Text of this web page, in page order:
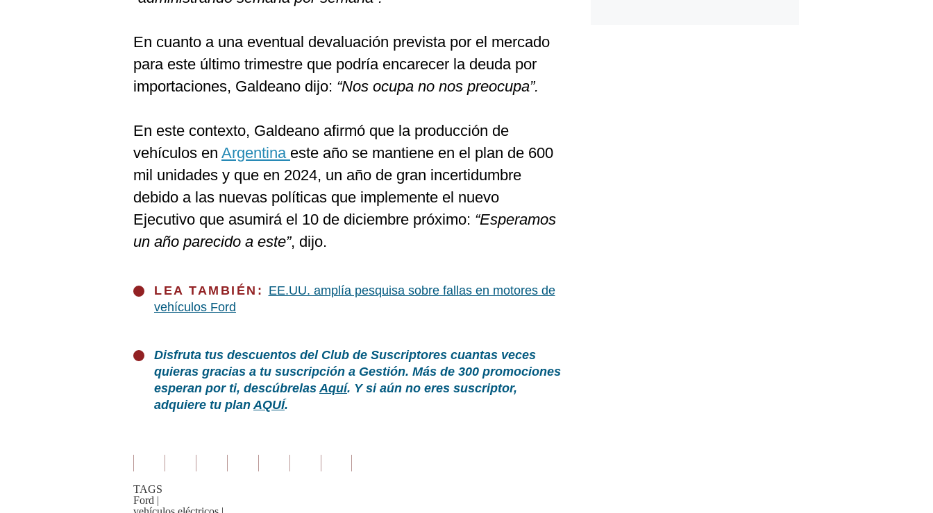
En cuanto a una eventual devaluación prevista por el mercado
para este último trimestre que podría encarecer la deuda por
importaciones, Galdeano dijo: “Nos ocupa no nos preocupa”.
En este contexto, Galdeano afirmó que la producción de
vehículos en Argentina este año se mantiene en el plan de 600
mil unidades y que en 2024, un año de gran incertidumbre
debido a las nuevas políticas que implemente el nuevo
Ejecutivo que asumirá el 10 de diciembre próximo: “Esperamos
un año parecido a este”, dijo.
LEA TAMBIÉN: EE.UU. amplía pesquisa sobre fallas en motores de
vehículos Ford
Disfruta tus descuentos del Club de Suscriptores cuantas veces
quieras gracias a tu suscripción a Gestión. Más de 300 promociones
esperan por ti, descúbrelasAquí. Y si aún no eres suscriptor,
adquiere tu planAQUÍ.
TAGS
Ford |